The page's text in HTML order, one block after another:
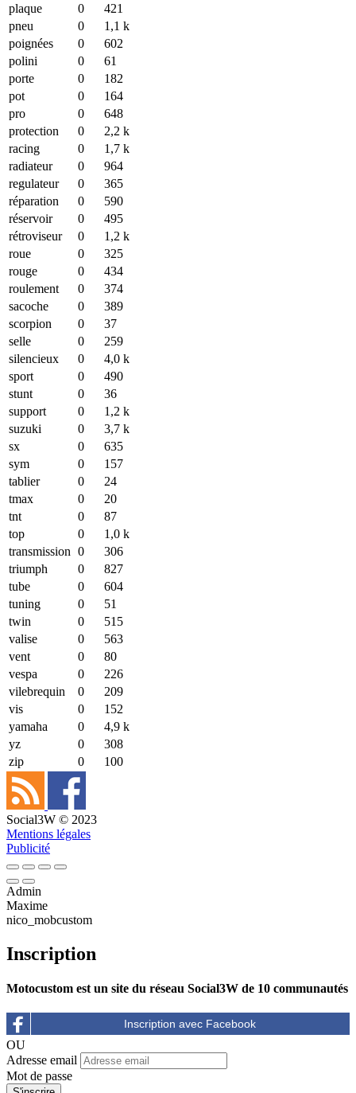
plaque
0
421
pneu
0
1,1 k
poignées
0
602
polini
0
61
porte
0
182
pot
0
164
pro
0
648
protection
0
2,2 k
racing
0
1,7 k
radiateur
0
964
regulateur
0
365
réparation
0
590
réservoir
0
495
rétroviseur
0
1,2 k
roue
0
325
rouge
0
434
roulement
0
374
sacoche
0
389
scorpion
0
37
selle
0
259
silencieux
0
4,0 k
sport
0
490
stunt
0
36
support
0
1,2 k
suzuki
0
3,7 k
sx
0
635
sym
0
157
tablier
0
24
tmax
0
20
tnt
0
87
top
0
1,0 k
transmission 0
306
triumph
0
827
tube
0
604
tuning
0
51
twin
0
515
valise
0
563
vent
0
80
vespa
0
226
vilebrequin
0
209
vis
0
152
yamaha
0
4,9 k
yz
0
308
zip
0 100
Social3W © 2023
Mentions légales
Publicité
Admin
Maxime
nico_mobcustom
Inscription
Motocustom est un site du réseau Social3W de 10 communautés
OU
Adresse email
Mot de passe